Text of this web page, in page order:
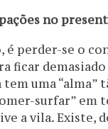
no
é perder-se o
ficar
uma “alma”
surfar” em
a vila. Existe,